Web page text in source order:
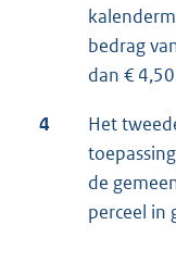
bedrag
dan €
4
Het
de
perceel in